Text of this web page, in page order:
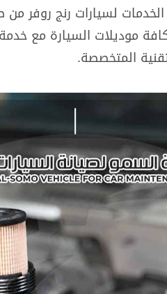
لسيارات رنج روفر من
موديلات السيارة مع خدمة
المتخصصة.